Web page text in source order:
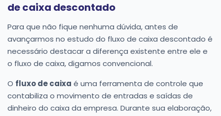
de caixa descontado
Para que não fique nenhuma dúvida, antes de
avançarmos no estudo do fluxo de caixa descontado é
necessário destacar a diferença existente entre ele e
o fluxo de caixa, digamos convencional.
O fluxo de caixa é uma ferramenta de controle que
contabiliza o movimento de entradas e saídas de
dinheiro do caixa da empresa. Durante sua elaboração,